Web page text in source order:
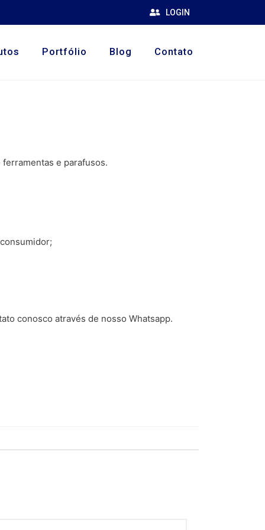
LOGIN
Portfólio Blog Contato
e parafusos.
conosco através de nosso Whatsapp.